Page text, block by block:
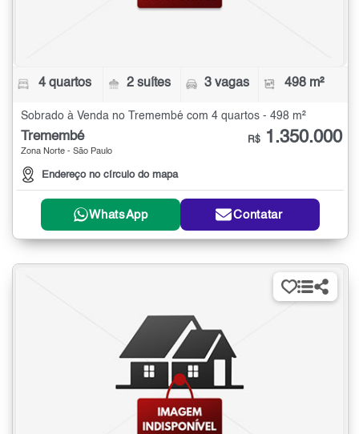
4 quartos 2 suítes 3 vagas 498 m²
Sobrado à Venda no Tremembé com 4 quartos - 498 m²
Tremembé
Zona Norte - São Paulo
Endereço no círculo do mapa
R$ 1.350.000
WhatsApp Contatar